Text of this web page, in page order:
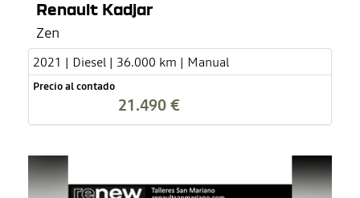
Renault Kadjar
Zen
2021 | Diesel | 36.000 km | Manual
Precio al contado
21.490 €